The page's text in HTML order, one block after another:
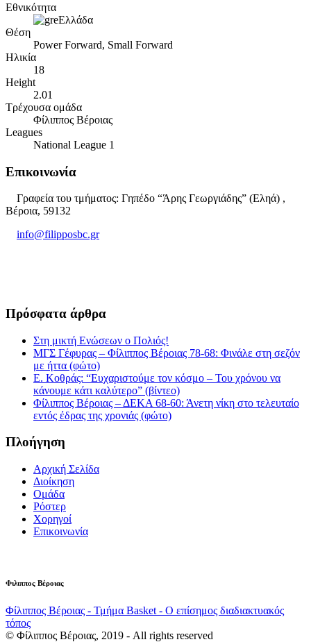
Εθνικότητα
Ελλάδα
Θέση
Power Forward, Small Forward
Ηλικία
18
Height
2.01
Τρέχουσα ομάδα
Φίλιππος Βέροιας
Leagues
National League 1
Επικοινωνία
Γραφεία του τμήματος: Γηπέδο “Άρης Γεωργιάδης” (Εληά) ,
Βέροια, 59132
info@filipposbc.gr
Πρόσφατα άρθρα
Στη μικτή Ενώσεων ο Πολιός!
ΜΓΣ Γέφυρας – Φίλιππος Βέροιας 78-68: Φινάλε στη σεζόν
με ήττα (φώτο)
Ε. Κοθράς: “Ευχαριστούμε τον κόσμο – Του χρόνου να
κάνουμε κάτι καλύτερο” (βίντεο)
Φίλιππος Βέροιας – ΔΕΚΑ 68-60: Άνετη νίκη στο τελευταίο
εντός έδρας της χρονιάς (φώτο)
Πλοήγηση
Αρχική Σελίδα
Διοίκηση
Ομάδα
Ρόστερ
Χορηγοί
Επικοινωνία
Φιλιππος Βέροιας
Φίλιππος Βέροιας - Τμήμα Basket - Ο επίσημος διαδιακτυακός
τόπος
© Φίλιππος Βέροιας, 2019 - All rights reserved